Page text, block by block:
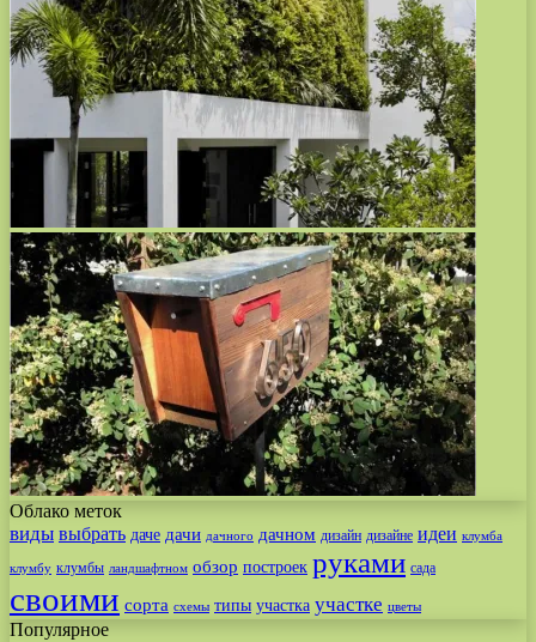
Облако меток
виды выбрать даче дачи дачного дачном дизайн дизайне идеи клумба
клумбу клумбы ландшафтном обзор построек руками сада
своими сорта схемы типы участка участке цветы
Популярное